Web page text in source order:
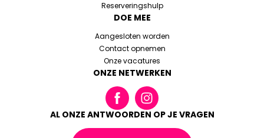
Reserveringshulp
DOE MEE
Aangesloten worden
Contact opnemen
Onze vacatures
ONZE NETWERKEN
AL ONZE ANTWOORDEN OP JE VRAGEN